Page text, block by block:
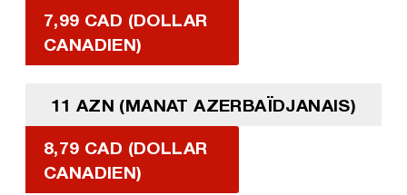
7,99 CAD (DOLLAR
CANADIEN)
11 AZN (MANAT AZERBAÏDJANAIS)
8,79 CAD (DOLLAR
CANADIEN)